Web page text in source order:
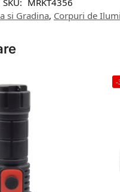
SKU: MRKT4356
si Gradina, Corpuri de
-